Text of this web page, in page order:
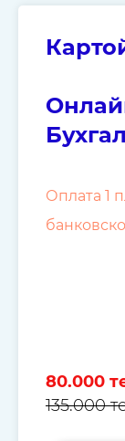
Оплата 1
80.000
135.000